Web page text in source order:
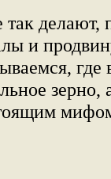
делают,
и
где
зерно,